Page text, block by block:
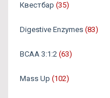
Квестбар (35)
Digestive Enzymes (83)
BCAA 3:1:2 (63)
Mass Up (102)